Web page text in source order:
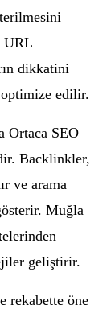
URL
dikkatini
optimize edilir.
Ortaca SEO
Backlinkler,
ve arama
Muğla
geliştirir.
rekabette öne